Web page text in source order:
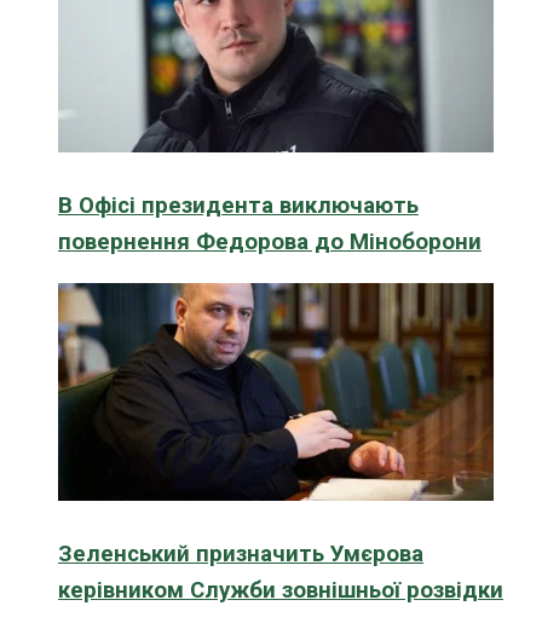
В Офісі президента виключають
повернення Федорова до Міноборони
Зеленський призначить Умєрова
керівником Служби зовнішньої розвідки